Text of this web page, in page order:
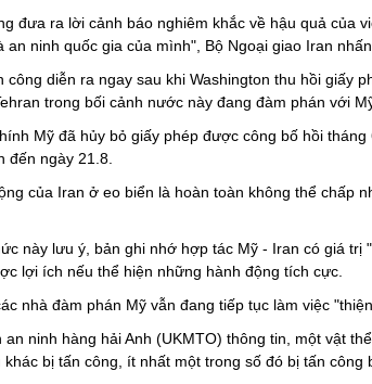
đưa ra lời cảnh báo nghiêm khắc về hậu quả của
an ninh quốc gia của mình", Bộ Ngoại giao Iran nhấn
công diễn ra ngay sau khi Washington thu hồi giấy
trong bối cảnh nước này đang đàm phán với
Mỹ đã hủy bỏ giấy phép được công bố hồi
đến ngày 21.8.
của Iran ở eo biển là hoàn toàn không thể chấp
này lưu ý, bản ghi nhớ hợp tác Mỹ - Iran có giá
lợi ích nếu thể hiện những hành động tích cực.
nhà đàm phán Mỹ vẫn đang tiếp tục làm việc
an ninh hàng hải Anh (UKMTO) thông tin, một vật
khác bị tấn công, ít nhất một trong số đó bị tấn công